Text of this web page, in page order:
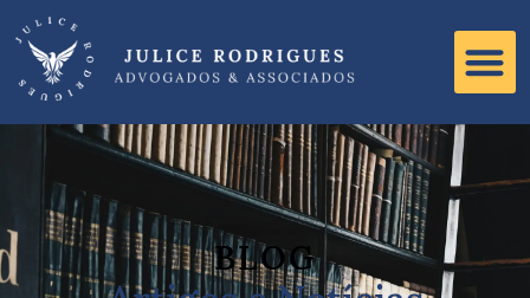
BLOG